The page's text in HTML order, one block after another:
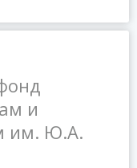
и
им. Ю.А.